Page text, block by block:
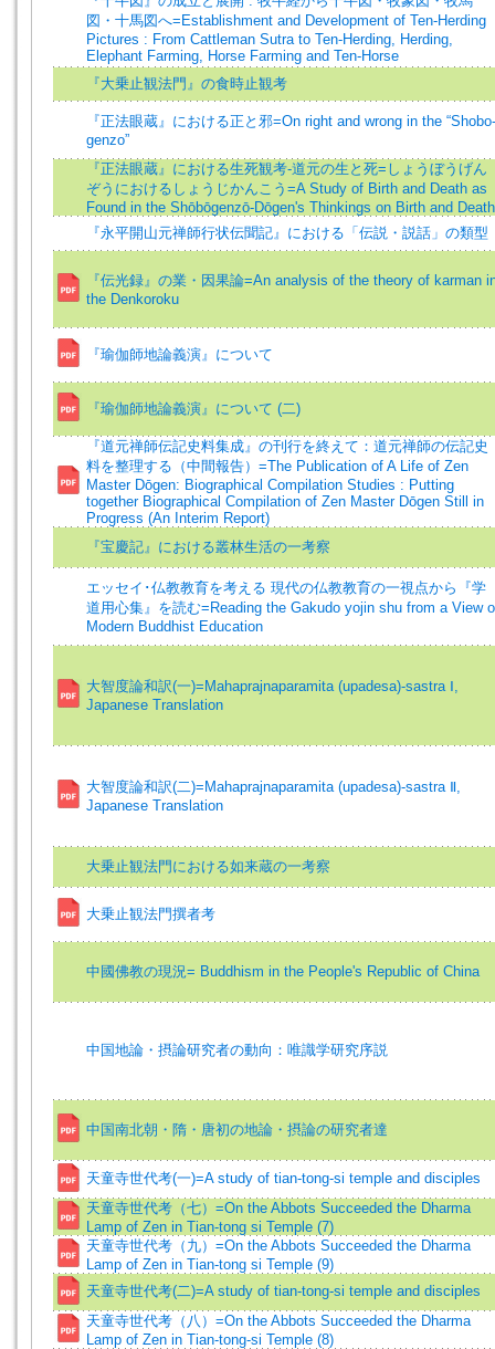
図・十馬図へ=Establishment and Development of Ten-Herding
Pictures : From Cattleman Sutra to Ten-Herding, Herding,
Elephant Farming, Horse Farming and Ten-Horse
『大乗止観法門』の食時止観考
『正法眼蔵』における正と邪=On right and wrong in the “Shobo-
genzo”
『正法眼蔵』における生死観考-道元の生と死=しょうぼうげん
ぞうにおけるしょうじかんこう=A Study of Birth and Death as
Found in the Shōbōgenzō-Dōgen's Thinkings on Birth and Death
『永平開山元禅師行状伝聞記』における「伝説・説話」の類型
『伝光録』の業・因果論=An analysis of the theory of karman
the Denkoroku
『瑜伽師地論義演』について
『瑜伽師地論義演』について (二)
『道元禅師伝記史料集成』の刊行を終えて：道元禅師の伝記史
料を整理する（中間報告）=The Publication of A Life of Zen
Master Dōgen: Biographical Compilation Studies : Putting
together Biographical Compilation of Zen Master Dōgen Still in
Progress (An Interim Report)
『宝慶記』における叢林生活の一考察
エッセイ･仏教教育を考える 現代の仏教教育の一視点から『学
道用心集』を読む=Reading the Gakudo yojin shu from a View
Modern Buddhist Education
大智度論和訳(一)=Mahaprajnaparamita (upadesa)-sastra Ⅰ,
Japanese Translation
大智度論和訳(二)=Mahaprajnaparamita (upadesa)-sastra Ⅱ,
Japanese Translation
大乗止観法門における如来蔵の一考察
大乗止観法門撰者考
中國佛教の現況= Buddhism in the People's Republic of China
中国地論・摂論研究者の動向：唯識学研究序説
中国南北朝・隋・唐初の地論・摂論の研究者達
天童寺世代考(一)=A study of tian-tong-si temple and disciples
天童寺世代考（七）=On the Abbots Succeeded the Dharma
Lamp of Zen in Tian-tong si Temple (7)
天童寺世代考（九）=On the Abbots Succeeded the Dharma
Lamp of Zen in Tian-tong si Temple (9)
天童寺世代考(二)=A study of tian-tong-si temple and disciples
天童寺世代考（八）=On the Abbots Succeeded the Dharma
Lamp of Zen in Tian-tong-si Temple (8)